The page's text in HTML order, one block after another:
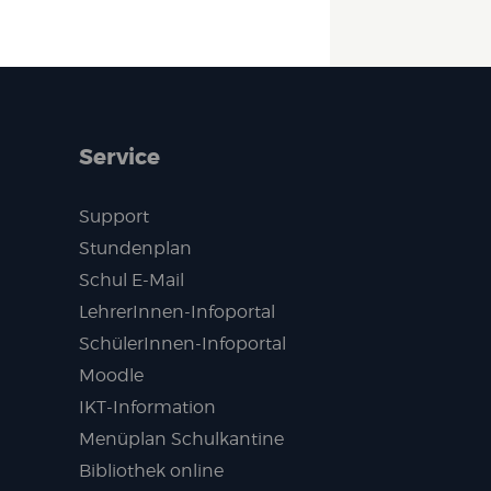
Service
Support
Stundenplan
Schul E-Mail
LehrerInnen-Infoportal
SchülerInnen-Infoportal
Moodle
IKT-Information
Menüplan Schulkantine
Bibliothek online